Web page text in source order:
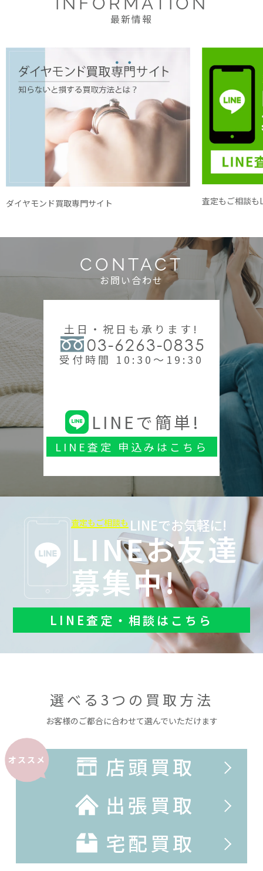
最新情報
ダイヤモンド買取専門サイト 査定もご相談も
CONTACT
お問い合わせ
土日・祝日も承ります!
03-6263-0835
受付時間 10:30～19:30
LINEで簡単!
LINE査定 申込みはこちら
査定もご相談も LINEでお気軽に!
LINEお友達
募集中!
LINE査定・相談はこちら
選べる3つの買取方法
お客様のご都合に合わせて選んでいただけます
オススメ
店頭買取
出張買取
宅配買取